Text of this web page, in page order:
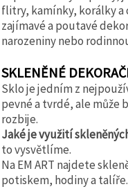
flitry, kamínky, korálky a
zajímavé a poutavé
narozeniny nebo
SKLENĚNÉ
Sklo je jedním z
pevné a tvrdé, ale může
rozbije.
Jaké je využití
to vysvětlíme.
Na EM ART najdete
potiskem, hodiny a talíře.